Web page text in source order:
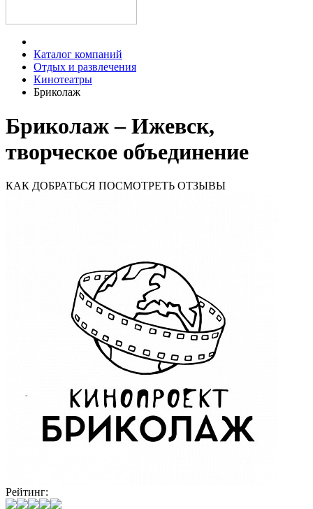
Каталог компаний
Отдых и развлечения
Кинотеатры
Бриколаж
Бриколаж – Ижевск,
творческое объединение
КАК ДОБРАТЬСЯ ПОСМОТРЕТЬ ОТЗЫВЫ
Рейтинг: